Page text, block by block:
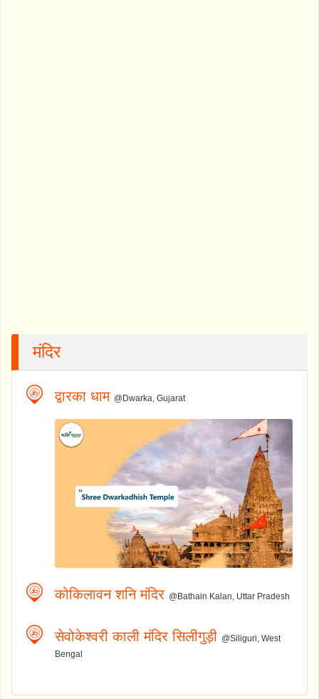
मंदिर
द्वारका धाम @Dwarka, Gujarat
कोकिलावन शनि मंदिर @Bathain Kalan, Uttar Pradesh
सेवोकेश्वरी काली मंदिर सिलीगुड़ी @Siliguri, West
Bengal